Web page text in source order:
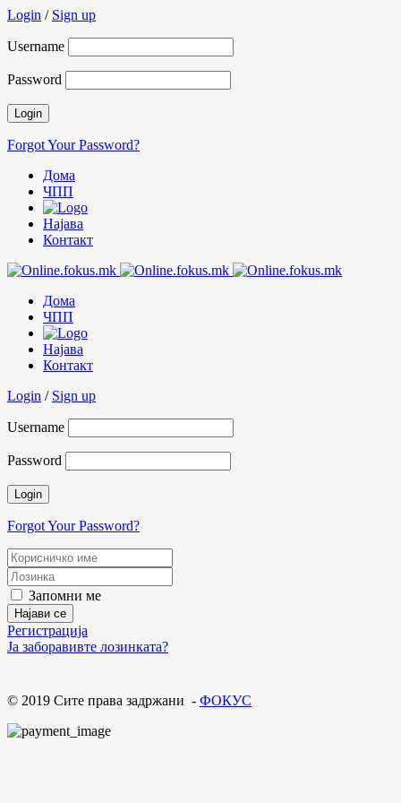
Login / Sign up
Username
Password
Forgot Your Password?
Дома
ЧПП
Најава
Контакт
Дома
ЧПП
Најава
Контакт
Login / Sign up
Username
Password
Forgot Your Password?
Запомни ме
Регистрација
Ја заборавивте лозинката?
© 2019 Сите права задржани - ФОКУС